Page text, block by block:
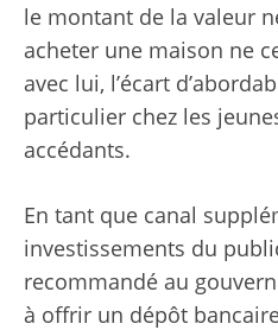
le montant de la valeur
acheter une maison ne
avec lui, l’écart
particulier chez les
accédants.
En tant que canal
investissements du
recommandé au
à offrir un dépôt